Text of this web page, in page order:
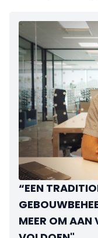
“EEN
MEER OM AAN